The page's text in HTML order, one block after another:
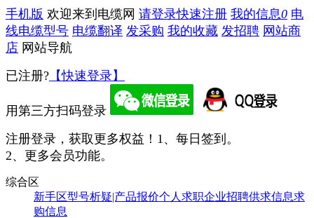
手机版 欢迎来到电缆网 请登录快速注册 我的信息0 电
线电缆型号 电缆翻译 发采购 我的收藏 发招聘 网站商
店 网站导航
已注册? 【快速登录】
用第三方扫码登录
注册登录，获取更多权益！ 1、每日签到。
2、更多会员功能。
综合区
新手区型号析疑|产品报价个人求职企业招聘供求信息求
购信息